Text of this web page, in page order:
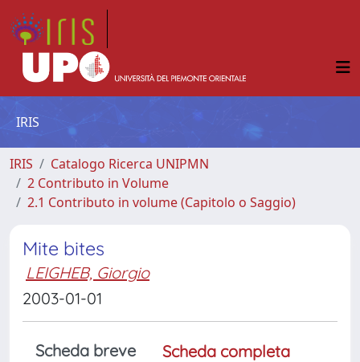
IRIS
IRIS
Catalogo Ricerca UNIPMN
2 Contributo in Volume
2.1 Contributo in volume (Capitolo o Saggio)
Mite bites
LEIGHEB, Giorgio
2003-01-01
Scheda breve
Scheda completa